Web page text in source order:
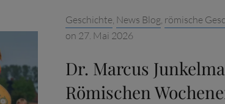
M B
TDECKT
INEN „B
Categories:
Geschichte, News Blog, römische
on 27. Mai 2026
Dr. Marcus
Römischen